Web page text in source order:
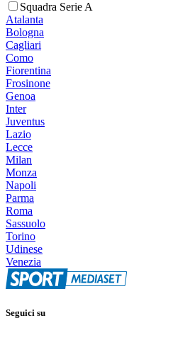
Squadra Serie A
Atalanta
Bologna
Cagliari
Como
Fiorentina
Frosinone
Genoa
Inter
Juventus
Lazio
Lecce
Milan
Monza
Napoli
Parma
Roma
Sassuolo
Torino
Udinese
Venezia
Seguici su